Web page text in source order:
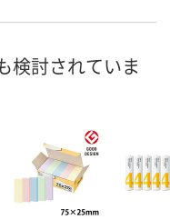
あり
カゴへ
数量
カ
検討されていま